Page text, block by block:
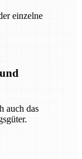
einzelne
auch das